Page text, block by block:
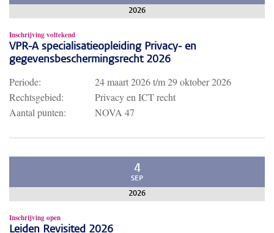
2026
Inschrijving voltekend
VPR-A specialisatieopleiding Privacy- en
gegevensbeschermingsrecht 2026
Periode: 24 maart 2026t/m29 oktober 2026
Rechtsgebied:
Privacy en ICT recht
Aantal punten:
NOVA 47
4
SEP
2026
Inschrijving open
Leiden Revisited 2026